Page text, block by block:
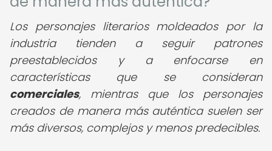
Los personajes literarios moldeados por la
industria tienden a seguir patrones
preestablecidos y a enfocarse en
características que se consideran
comerciales, mientras que los personajes
creados de manera más auténtica suelen ser
más diversos, complejos y menos predecibles.